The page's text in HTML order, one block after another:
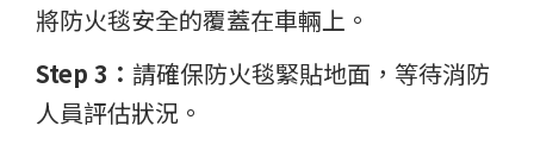
將防火毯安全的覆蓋在車輛上。
Step 3： 請確保防火毯緊貼地面，等待消防
人員評估狀況。